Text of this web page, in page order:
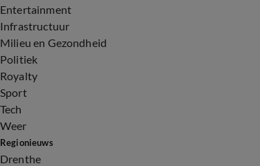
Entertainment
Infrastructuur
Milieu en Gezondheid
Politiek
Royalty
Sport
Tech
Weer
Regionieuws
Drenthe